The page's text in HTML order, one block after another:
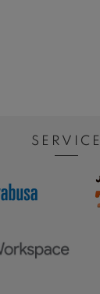
SERVICE